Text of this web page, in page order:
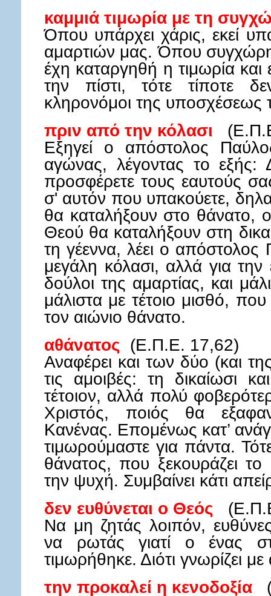
καμμιά τιμωρία με τη
Όπου υπάρχει χάρις, εκεί
αμαρτιών μας. Όπου
έχη καταργηθή η τιμωρία και
την πίστι, τότε τίποτε
κληρονόμοι της υποσχέσεως
πριν από την κόλασι
Εξηγεί ο απόστολος
αγώνας, λέγοντας το εξής:
προσφέρετε τους εαυτούς
σ' αυτόν που υπακούετε,
θα καταλήξουν στο θάνατο,
Θεού θα καταλήξουν στη
τη γέεννα, λέει ο απόστολος
μεγάλη κόλασι, αλλά για
δούλοι της αμαρτίας, και
μάλιστα με τέτοιο μισθό,
τον αιώνιο θάνατο.
αθάνατος (Ε.Π.Ε. 17,62)
Αναφέρει και των δύο (και
τις αμοιβές: τη δικαίωσι
τέτοιον, αλλά πολύ
Χριστός, ποιός θα
Κανένας. Επομένως κατ’
τιμωρούμαστε για πάντα.
θάνατος, που ξεκουράζει
την ψυχή. Συμβαίνει κάτι
δεν ευθύνεται ο Θεός
Να μη ζητάς λοιπόν,
να ρωτάς γιατί ο ένας
τιμωρήθηκε. Διότι γνωρίζει
την προκαλεί η κενοδοξία